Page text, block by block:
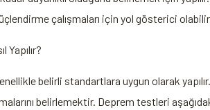
çalışmaları için yol gösterici
Yapılır?
belirli standartlara uygun olarak
belirlemektir. Deprem testleri